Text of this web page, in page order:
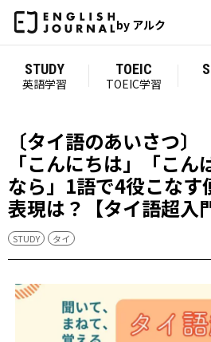
by アルク
STUDY
英語学習
TOEIC
TOEIC学習
〔タイ語のあいさつ〕
「こんにちは」「こ
なら」1語で4役こなす
表現は？【タイ語超入
STUDY タイ